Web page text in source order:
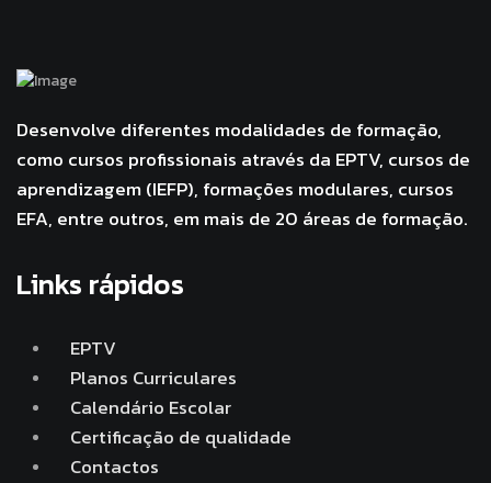
Desenvolve diferentes modalidades de formação,
como cursos profissionais através da EPTV, cursos de
aprendizagem (IEFP), formações modulares, cursos
EFA, entre outros, em mais de 20 áreas de formação.
Links rápidos
EPTV
Planos Curriculares
Calendário Escolar
Certificação de qualidade
Contactos